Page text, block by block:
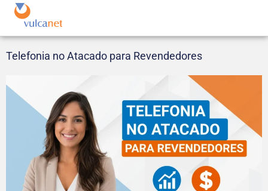
Telefonia no Atacado para Revendedores